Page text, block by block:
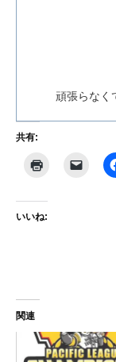
頑張らなく
共有:
いいね:
関連